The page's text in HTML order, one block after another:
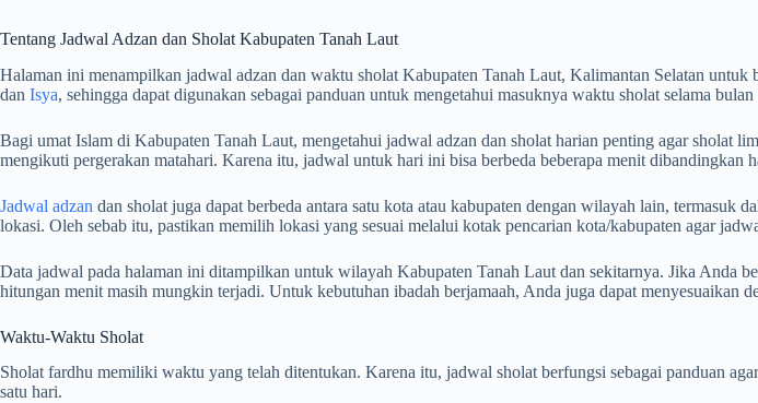
Tentang Jadwal Adzan dan Sholat Kabupaten Tanah Laut
Halaman ini menampilkan jadwal adzan dan waktu sholat Kabupaten Tanah Laut, Kalimantan Selatan
dan Isya, sehingga dapat digunakan sebagai panduan untuk mengetahui masuknya waktu sholat selama bulan
Bagi umat Islam di Kabupaten Tanah Laut, mengetahui jadwal adzan dan sholat harian penting agar sholat
mengikuti pergerakan matahari. Karena itu, jadwal untuk hari ini bisa berbeda beberapa menit dibandingkan
Jadwal adzan dan sholat juga dapat berbeda antara satu kota atau kabupaten dengan wilayah lain,
lokasi. Oleh sebab itu, pastikan memilih lokasi yang sesuai melalui kotak pencarian kota/kabupaten agar
Data jadwal pada halaman ini ditampilkan untuk wilayah Kabupaten Tanah Laut dan sekitarnya. Jika Anda
hitungan menit masih mungkin terjadi. Untuk kebutuhan ibadah berjamaah, Anda juga dapat menyesuaikan
Waktu-Waktu Sholat
Sholat fardhu memiliki waktu yang telah ditentukan. Karena itu, jadwal sholat berfungsi sebagai panduan
satu hari.